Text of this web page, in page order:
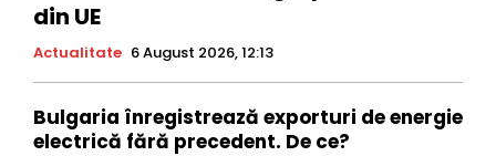
din UE
Actualitate 6 August 2026, 12:13
Bulgaria înregistrează exporturi de energie
electrică fără precedent. De ce?